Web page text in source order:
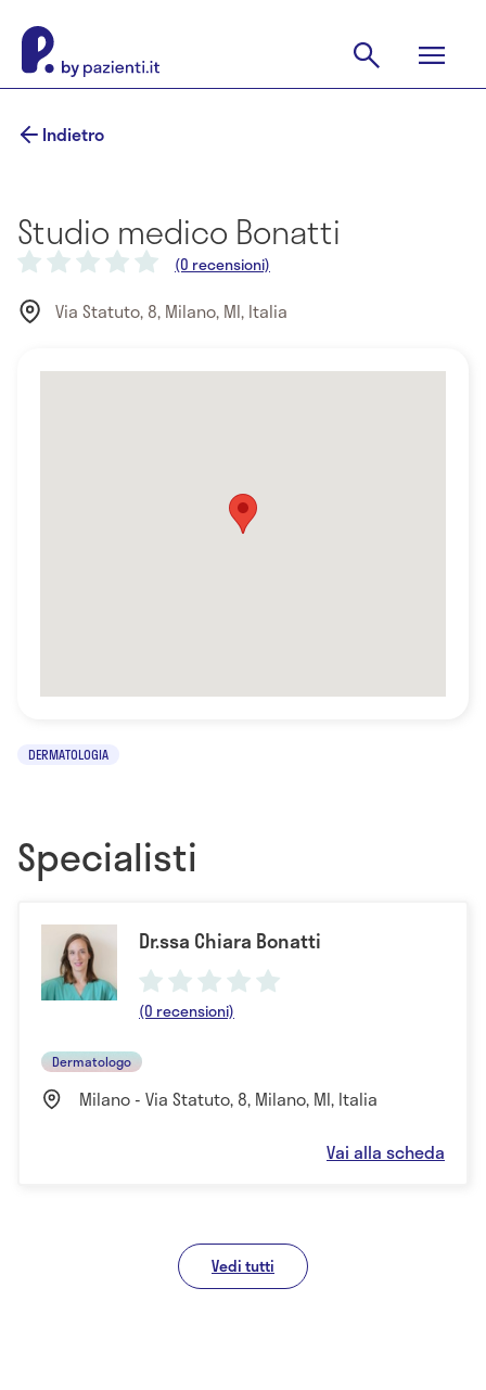
Indietro
Studio medico Bonatti
(0 recensioni)
Via Statuto, 8, Milano, MI, Italia
DERMATOLOGIA
Specialisti
Dr.ssa Chiara Bonatti
(0 recensioni)
Dermatologo
Milano - Via Statuto, 8, Milano, MI, Italia
Vai alla scheda
Vedi tutti